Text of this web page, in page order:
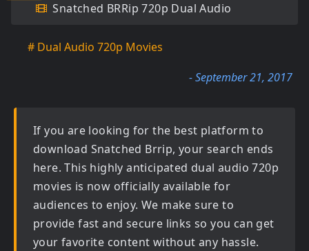
Snatched BRRip 720p Dual Audio
# Dual Audio 720p Movies
- September 21, 2017
If you are looking for the best platform to
download Snatched Brrip, your search ends
here. This highly anticipated dual audio 720p
movies is now officially available for
audiences to enjoy. We make sure to
provide fast and secure links so you can get
your favorite content without any hassle.